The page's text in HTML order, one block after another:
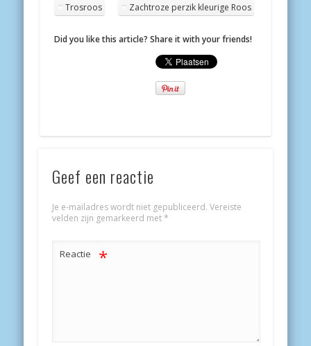
Trosroos Zachtroze perzik kleurige Roos
Did you like this article? Share it with your friends!
Geef een reactie
Je e-mailadres wordt niet gepubliceerd. Vereiste
velden zijn gemarkeerd met*
Reactie *